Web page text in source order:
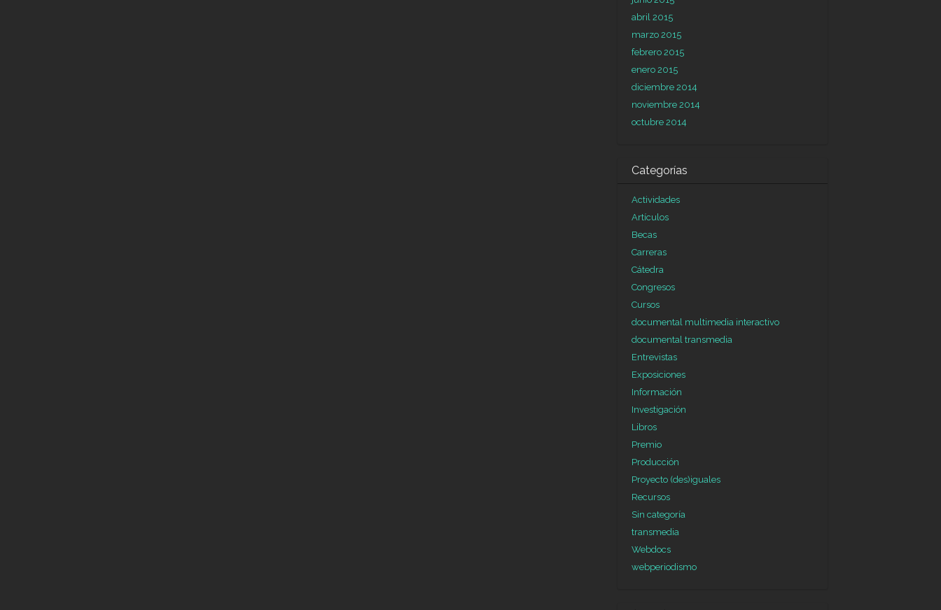
abril 2015
marzo 2015
febrero 2015
enero 2015
diciembre 2014
noviembre 2014
octubre 2014
Categorías
Actividades
Artículos
Becas
Carreras
Cátedra
Congresos
Cursos
documental multimedia interactivo
documental transmedia
Entrevistas
Exposiciones
Información
Investigación
Libros
Premio
Producción
Proyecto (des)iguales
Recursos
Sin categoría
transmedia
Webdocs
webperiodismo